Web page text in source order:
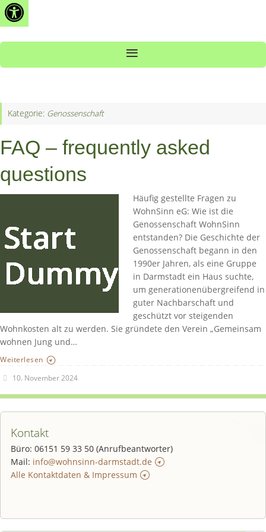
Zum
Inhalt
Kategorie: Genossenschaft
FAQ – frequently asked
questions
Häufig gestellte Fragen zu
WohnSinn eG: Wie ist die
Genossenschaft WohnSinn
entstanden? Die Geschichte der
Genossenschaft begann in den
1990er Jahren, als eine Gruppe
in Darmstadt ein Haus suchte,
um generationenübergreifend in
guter Nachbarschaft und
geschützt vor steigenden
Wohnkosten alt zu werden. Sie gründete den Verein „Gemeinsam
wohnen Jung und…
Weiterlesen
10. November 2024
Kontakt
Büro: 06151 59 33 50 (Anrufbeantworter)
Mail: info@wohnsinn-darmstadt.de
Alle Kontaktdaten & Impressum